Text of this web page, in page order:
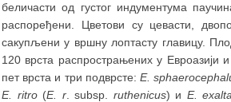
беличасти од густог индументума
распоређени. Цветови су цевасти,
сакупљени у вршну лоптасту главицу.
120 врста распрострањених у
пет врста и три подврсте: E.
E. ritro(E. r. subsp. ruthenicus) и E.